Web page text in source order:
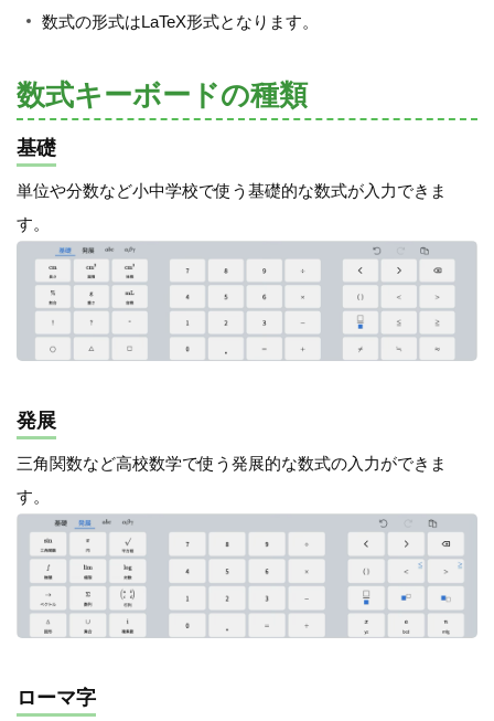
数式の形式はLaTeX形式となります。
数式キーボードの種類
基礎
単位や分数など小中学校で使う基礎的な数式が入力できま
す。
発展
三角関数など高校数学で使う発展的な数式の入力ができま
す。
ローマ字